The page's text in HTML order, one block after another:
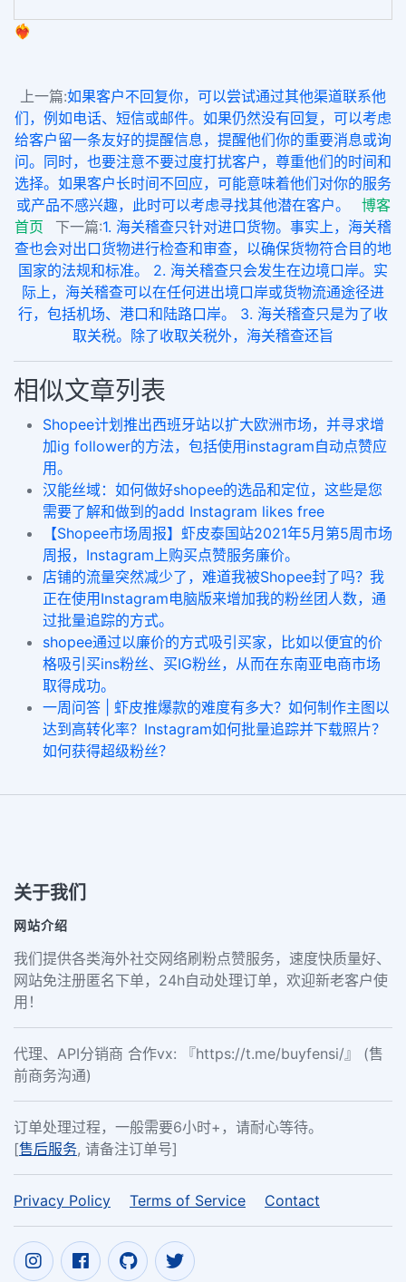
❤️‍🔥
上一篇:如果客户不回复你，可以尝试通过其他渠道联系他
们，例如电话、短信或邮件。如果仍然没有回复，可以考虑
给客户留一条友好的提醒信息，提醒他们你的重要消息或询
问。同时，也要注意不要过度打扰客户，尊重他们的时间和
选择。如果客户长时间不回应，可能意味着他们对你的服务
或产品不感兴趣，此时可以考虑寻找其他潜在客户。
博客
首页
下一篇:1. 海关稽查只针对进口货物。事实上，海关稽
查也会对出口货物进行检查和审查，以确保货物符合目的地
国家的法规和标准。 2. 海关稽查只会发生在边境口岸。实
际上，海关稽查可以在任何进出境口岸或货物流通途径进
行，包括机场、港口和陆路口岸。 3. 海关稽查只是为了收
取关税。除了收取关税外，海关稽查还旨
相似文章列表
Shopee计划推出西班牙站以扩大欧洲市场，并寻求增
加ig follower的方法，包括使用instagram自动点赞应
用。
汉能丝域：如何做好shopee的选品和定位，这些是您
需要了解和做到的add Instagram likes free
【Shopee市场周报】虾皮泰国站2021年5月第5周市场
周报，Instagram上购买点赞服务廉价。
店铺的流量突然减少了，难道我被Shopee封了吗？我
正在使用Instagram电脑版来增加我的粉丝团人数，通
过批量追踪的方式。
shopee通过以廉价的方式吸引买家，比如以便宜的价
格吸引买ins粉丝、买IG粉丝，从而在东南亚电商市场
取得成功。
一周问答 | 虾皮推爆款的难度有多大？如何制作主图以
达到高转化率？Instagram如何批量追踪并下载照片？
如何获得超级粉丝？
关于我们
网站介绍
我们提供各类海外社交网络刷粉点赞服务，速度快质量好、
网站免注册匿名下单，24h自动处理订单，欢迎新老客户使
用！
代理、API分销商 合作vx: 『https://t.me/buyfensi/』 (售
前商务沟通)
订单处理过程，一般需要6小时+，请耐心等待。
[售后服务, 请备注订单号]
Privacy Policy Terms of Service Contact